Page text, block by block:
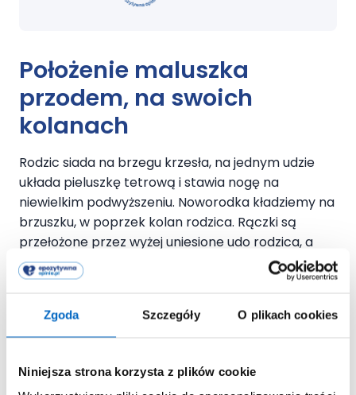
Zgoda Szczegóły O plikach cookies
Niniejsza strona korzysta z plików cookie
Położenie maluszka
przodem, na swoich
kolanach
Rodzic siada na brzegu krzesła, na jednym udzie
układa pieluszkę tetrową i stawia nogę na
niewielkim podwyższeniu. Noworodka kładziemy na
brzuszku, w poprzek kolan rodzica. Rączki są
przełożone przez wyżej uniesione udo rodzica, a
nóżki – w pozycji klęku – są oparte niżej, na drugim
udzie. Miednica dziecka jest podwinięta, plecki
odwiedzeniu.